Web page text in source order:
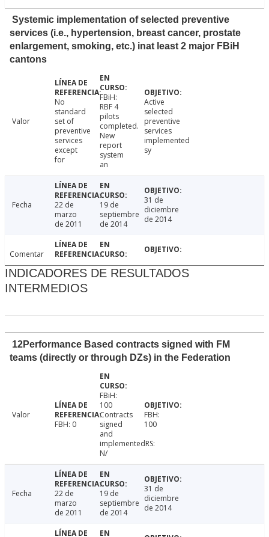
Systemic implementation of selected preventive
services (i.e., hypertension, breast cancer, prostate
enlargement, smoking, etc.) inat least 2 major FBiH
cantons
Valor
No
standard
set of
preventive
services
except
for
FBiH:
RBF 4
pilots
completed.
New
report
system
an
Active
selected
preventive
services
implemented
sy
Fecha
22 de
marzo
de 2011
19 de
septiembre
de 2014
31 de
diciembre
de 2014
Comentar
INDICADORES DE RESULTADOS
INTERMEDIOS
12Performance Based contracts signed with FM
teams (directly or through DZs) in the Federation
Valor
FBH: 0
FBiH:
100
Contracts
signed
and
implementedRS:
N/
FBH:
100
Fecha
22 de
marzo
de 2011
19 de
septiembre
de 2014
31 de
diciembre
de 2014